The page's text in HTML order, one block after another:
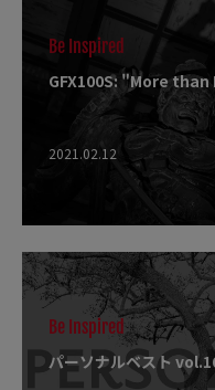
Be Inspired
GFX100S: "More
2021.02.12
Be Inspired
パーソナルベスト